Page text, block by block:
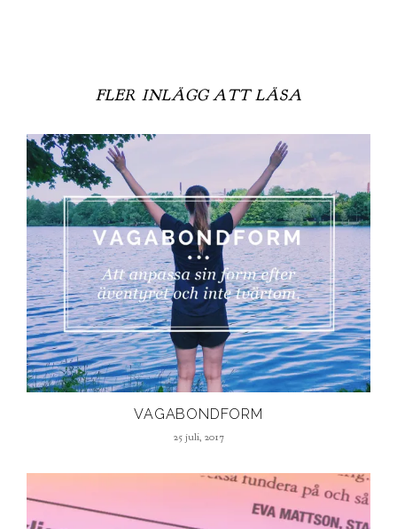
FLER INLÄGG ATT LÄSA
VAGABONDFORM
25 juli, 2017